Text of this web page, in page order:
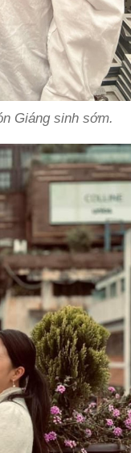
Giáng sinh sớm.